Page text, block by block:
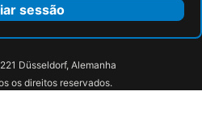
sessão
Düsseldorf, Alemanha
os direitos reservados.